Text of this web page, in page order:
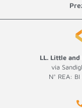
LL. Little
via
N° REA: